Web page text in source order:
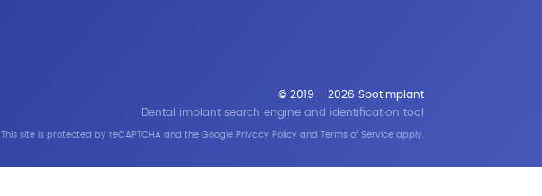
© 2019 - 2026 SpotImplant
Dental implant search engine and identification tool
This site is protected by reCAPTCHA and the Google Privacy Policy and Terms of Serviceapply.